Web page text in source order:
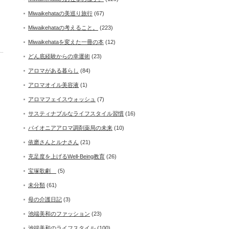
Miwaikehataの美巡り旅行 (67)
Miwaikehataの考えること。 (223)
Miwaikehataを変えた一冊の本 (12)
どん底経験からの幸運術 (23)
アロマがある暮らし (84)
アロマオイル美容液 (1)
アロマフェイスウォッシュ (7)
サスティナブルなライフスタイル習慣 (16)
パイオニアアロマ調剤薬局の未来 (10)
依磨さんとルナさん (21)
充足度を上げるWell-Being教育 (26)
宝塚歌劇 (5)
未分類 (61)
母の介護日記 (3)
池端美和のファッション (23)